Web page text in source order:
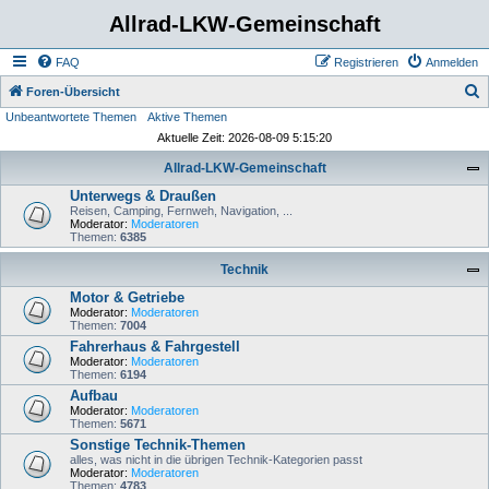
Allrad-LKW-Gemeinschaft
FAQ Anmelden
Registrieren
Foren-Übersicht
Unbeantwortete Themen
Aktive Themen
Aktuelle Zeit: 2026-08-09 5:15:20
Allrad-LKW-Gemeinschaft
Unterwegs & Draußen
Reisen, Camping, Fernweh, Navigation, ...
Moderator: Moderatoren
Themen: 6385
Technik
Motor & Getriebe
Moderator: Moderatoren
Themen: 7004
Fahrerhaus & Fahrgestell
Moderator: Moderatoren
Themen: 6194
Aufbau
Moderator: Moderatoren
Themen: 5671
Sonstige Technik-Themen
alles, was nicht in die übrigen Technik-Kategorien passt
Moderator: Moderatoren
Themen: 4783